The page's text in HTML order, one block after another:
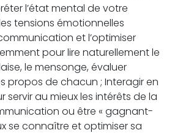
l’état mental de votre
tensions émotionnelles
et l’optimiser
pour lire naturellement le
le mensonge, évaluer
propos de chacun ; Interagir en
au mieux les intérêts de la
ou être « gagnant-
se connaître et optimiser sa